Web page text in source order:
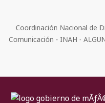
Coordinación Nacional de
Comunicación - INAH -